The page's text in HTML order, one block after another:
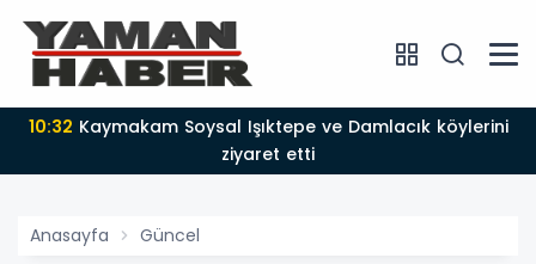
10:32
ziyaret etti
Anasayfa Güncel